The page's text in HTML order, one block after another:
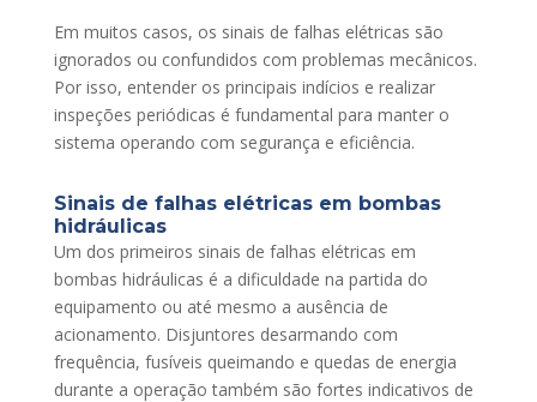
Em muitos casos, os sinais de falhas elétricas são
ignorados ou confundidos com problemas mecânicos.
Por isso, entender os principais indícios e realizar
inspeções periódicas é fundamental para manter o
sistema operando com segurança e eficiência.
Sinais de falhas elétricas em bombas
hidráulicas
Um dos primeiros sinais de falhas elétricas em
bombas hidráulicas é a dificuldade na partida do
equipamento ou até mesmo a ausência de
acionamento. Disjuntores desarmando com
frequência, fusíveis queimando e quedas de energia
durante a operação também são fortes indicativos de